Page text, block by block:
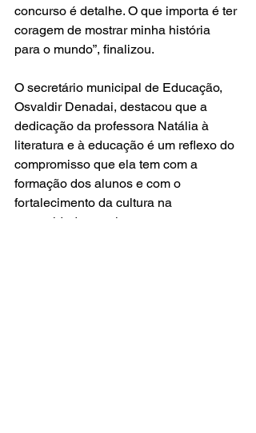
concurso é detalhe. O que importa é ter
coragem de mostrar minha história
para o mundo”, finalizou.
O secretário municipal de Educação,
Osvaldir Denadai, destacou que a
dedicação da professora Natália à
literatura e à educação é um reflexo do
compromisso que ela tem com a
formação dos alunos e com o
fortalecimento da cultura na
comunidade escolar.